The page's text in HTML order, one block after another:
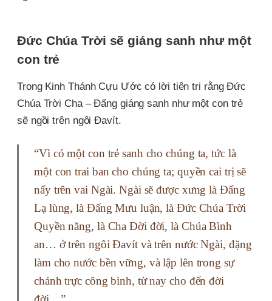
Đức Chúa Trời sẽ giáng sanh như một
con trẻ
Trong Kinh Thánh Cựu Ước có lời tiên tri rằng Đức
Chúa Trời Cha – Đấng giáng sanh như một con trẻ
sẽ ngồi trên ngôi Đavít.
“Vì có một con trẻ sanh cho chúng ta, tức là
một con trai ban cho chúng ta; quyền cai trị sẽ
nấy trên vai Ngài. Ngài sẽ được xưng là Đấng
Lạ lùng, là Đấng Mưu luận, là Đức Chúa Trời
Quyền năng, là Cha Đời đời, là Chúa Bình
an… ở trên ngôi Đavít và trên nước Ngài, đặng
làm cho nước bền vững, và lập lên trong sự
chánh trực công bình, từ nay cho đến đời